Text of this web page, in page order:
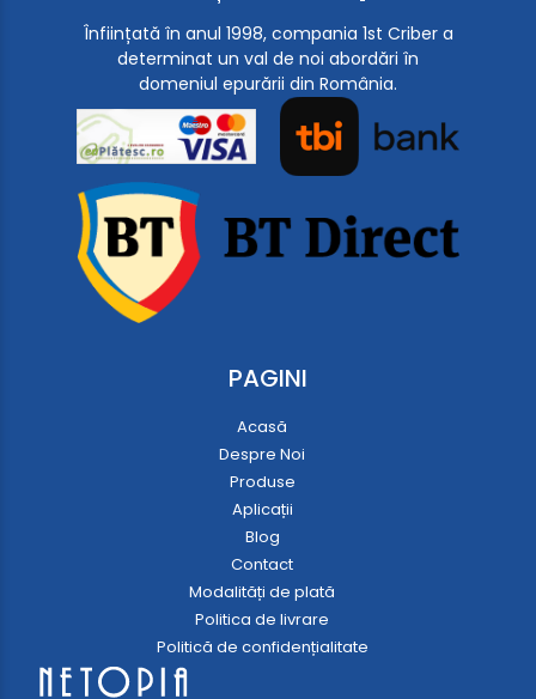
Înființată în anul 1998, compania 1st Criber a
determinat un val de noi abordări în
domeniul epurării din România.
PAGINI
Acasă
Despre Noi
Produse
Aplicații
Blog
Contact
Modalități de plată
Politica de livrare
Politică de confidențialitate